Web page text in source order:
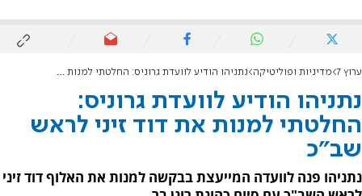
ערוץ 7 מדיניות ופוליטיקה נתניהו הודיע לוועדת גרוניס: החלטתי למנות את דוד זיני לראש שב"כ
נתניהו הודיע לוועדת גרוניס:
החלטתי למנות את דוד זיני לראש
שב"כ
נתניהו פנה לוועדה המייעצת בבקשה למנות את האלוף דוד זיני